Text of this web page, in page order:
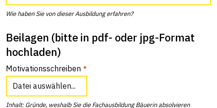
Wie haben Sie von dieser Ausbildung erfahren?
Beilagen (bitte in pdf- oder jpg-Format
hochladen)
Motivationsschreiben *
Datei auswählen...
Inhalt: Gründe, weshalb Sie die Fachausbildung Bäuerin absolvieren